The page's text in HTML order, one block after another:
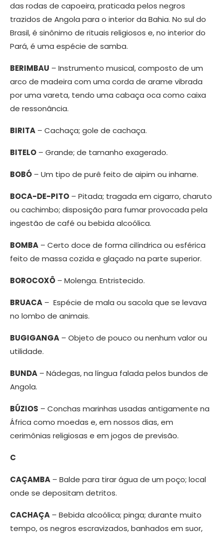
das rodas de capoeira, praticada pelos negros
trazidos de Angola para o interior da Bahia. No sul do
Brasil, é sinônimo de rituais religiosos e, no interior do
Pará, é uma espécie de samba.
BERIMBAU – Instrumento musical, composto de um
arco de madeira com uma corda de arame vibrada
por uma vareta, tendo uma cabaça oca como caixa
de ressonância.
BIRITA – Cachaça; gole de cachaça.
BITELO – Grande; de tamanho exagerado.
BOBÓ – Um tipo de purê feito de aipim ou inhame.
BOCA-DE-PITO – Pitada; tragada em cigarro, charuto
ou cachimbo; disposição para fumar provocada pela
ingestão de café ou bebida alcoólica.
BOMBA – Certo doce de forma cilíndrica ou esférica
feito de massa cozida e glaçado na parte superior.
BOROCOXÔ – Molenga. Entristecido.
BRUACA – Espécie de mala ou sacola que se levava
no lombo de animais.
BUGIGANGA – Objeto de pouco ou nenhum valor ou
utilidade.
BUNDA – Nádegas, na língua falada pelos bundos de
Angola.
BÚZIOS – Conchas marinhas usadas antigamente na
África como moedas e, em nossos dias, em
cerimônias religiosas e em jogos de previsão.
C
CAÇAMBA – Balde para tirar água de um poço; local
onde se depositam detritos.
CACHAÇA – Bebida alcoólica; pinga; durante muito
tempo, os negros escravizados, banhados em suor,